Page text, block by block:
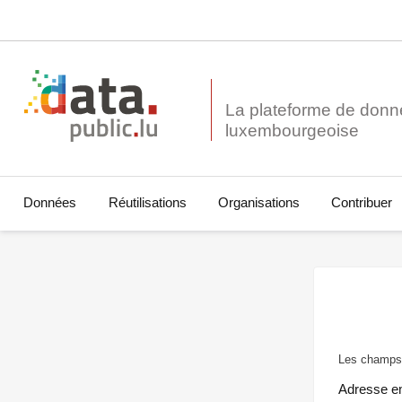
La plateforme de
Données Réutilisations Organisations Contribuer
Les
Adresse